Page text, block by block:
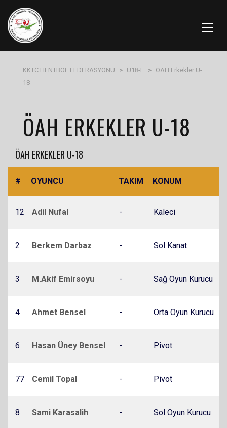
KKTC HENTBOL FEDERASYONU > U18-E > ÖAH Erkekler U-
18
ÖAH ERKEKLER U-18
ÖAH ERKEKLER U-18
# OYUNCU TAKIM KONUM
12 Adil Nufal - Kaleci
2 Berkem Darbaz - Sol Kanat
3 M.Akif Emirsoyu - Sağ Oyun Kurucu
4 Ahmet Bensel - Orta Oyun Kurucu
6 Hasan Üney Bensel - Pivot
77 Cemil Topal - Pivot
8 Sami Karasalih - Sol Oyun Kurucu